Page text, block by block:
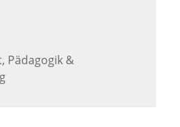
Pädagogik &